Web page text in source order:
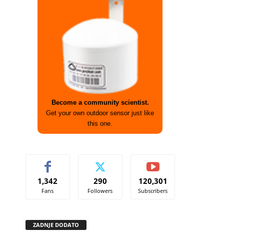
Become a community scientist.
Get your own outdoor sensor just like
this one.
1,342
Fans
290
Followers
120,301
Subscribers
ZADNJE DODATO